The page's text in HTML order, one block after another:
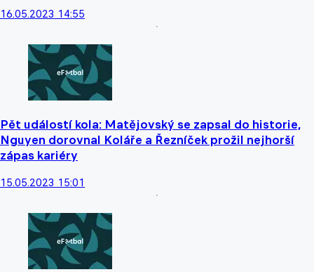
16.05.2023 14:55
Pět událostí kola: Matějovský se zapsal do historie,
Nguyen dorovnal Koláře a Řezníček prožil nejhorší
zápas kariéry
15.05.2023 15:01